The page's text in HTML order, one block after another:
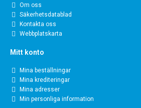
Om oss
Säkerhetsdatablad
Kontakta oss
Webbplatskarta
Mitt konto
Mina beställningar
Mina krediteringar
Mina adresser
Min personliga information